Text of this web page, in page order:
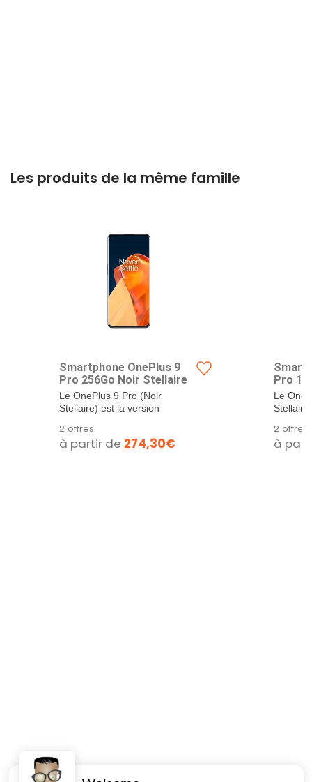
Les produits de la même famille
Smartphone OnePlus 9
Pro 256Go Noir Stellaire
Le OnePlus 9 Pro (Noir
Stellaire) est la version
2 offres
à partir de 274,30€
Pro
Le
2 offres
à